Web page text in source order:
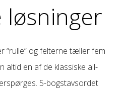
løsninger
“rulle” og felterne tæller fem
altid en af de klassiske all-
5-bogstavsordet